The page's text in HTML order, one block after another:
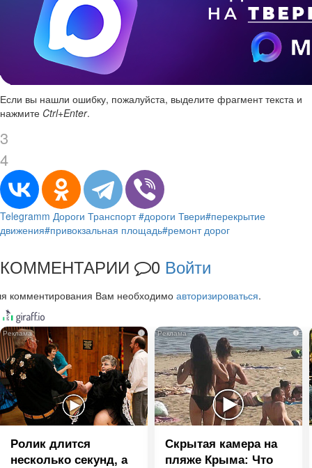
Если вы нашли ошибку, пожалуйста, выделите фрагмент текста и
нажмите Ctrl+Enter.
3
4
Telegramm Дороги Транспорт #дороги Твери#перекрытие
движения#привокзальная площадь#ремонт дорог
КОММЕНТАРИИ 0 Войти
комментирования Вам необходимо авторизироваться.
i
Ролик длится
несколько секунд, а
i
Скрытая камера на
пляже Крыма: Что